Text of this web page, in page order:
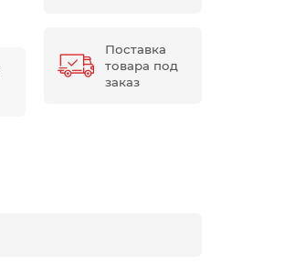
Поставка
товара под
заказ